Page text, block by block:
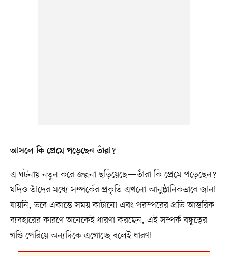
আসলে কি প্রেমে পড়েছেন তাঁরা?
এ ঘটনায় নতুন করে জল্পনা ছড়িয়েছে—তাঁরা কি প্রেমে পড়েছেন?
যদিও তাঁদের মধ্যে সম্পর্কের প্রকৃতি এখনো আনুষ্ঠানিকভাবে জানা
যায়নি, তবে একান্তে সময় কাটানো এবং পরস্পরের প্রতি আন্তরিক
ব্যবহারের কারণে অনেকেই ধারণা করছেন, এই সম্পর্ক বন্ধুত্বের
গণ্ডি পেরিয়ে অন্যদিকে এগোচ্ছে বলেই ধারণা।